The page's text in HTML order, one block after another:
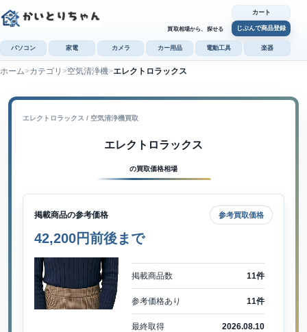
買取相場から、探せる
カート
じぶんで商品登録
パソコン 家電 カメラ カー用品 電動工具 楽器
ホーム カテゴリ 空気清浄機 エレクトロラックス
エレクトロラックス / 空気清浄機買取
エレクトロラックス
の買取価格相場
掲載商品の参考価格 参考買取価格
42,200円前後まで
掲載商品数 11件
参考価格あり 11件
最終取得 2026.08.10